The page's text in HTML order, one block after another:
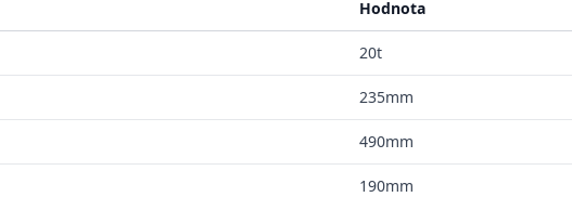
Hodnota
20t
235mm
490mm
190mm